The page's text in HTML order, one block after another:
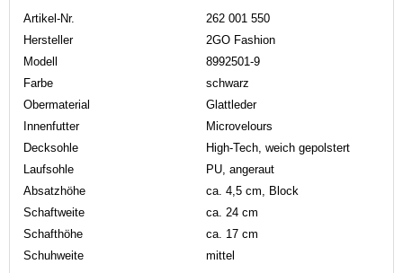
Artikel-Nr.
262 001 550
Hersteller
2GO Fashion
Modell
8992501-9
Farbe
schwarz
Obermaterial
Glattleder
Innenfutter
Microvelours
Decksohle
High-Tech, weich gepolstert
Laufsohle
PU, angeraut
Absatzhöhe
ca. 4,5 cm, Block
Schaftweite
ca. 24 cm
Schafthöhe
ca. 17 cm
Schuhweite
mittel